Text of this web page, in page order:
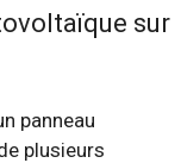
sur
panneau
plusieurs